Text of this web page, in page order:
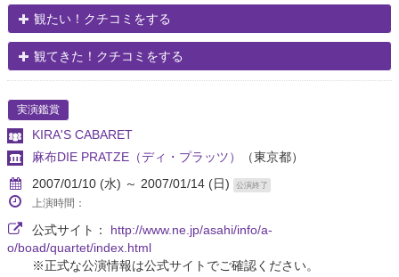
観たい！クチコミをする
観てきた！クチコミをする
実演鑑賞
KIRA'S CABARET
麻布DIE PRATZE（ディ・プラッツ）
（東京都）
2007/01/10 (水) ～ 2007/01/14 (日)
公演終了
上演時間：
公式サイト： http://www.ne.jp/asahi/info/a-
o/boad/quartet/index.html
※正式な公演情報は公式サイトでご確認ください。